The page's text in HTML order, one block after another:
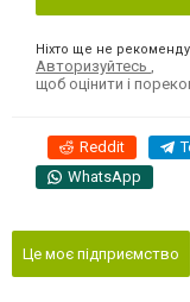
Ніхто ще не
Авторизуйтесь
щоб оцінити і
Reddit
WhatsApp
Це моє підприємство